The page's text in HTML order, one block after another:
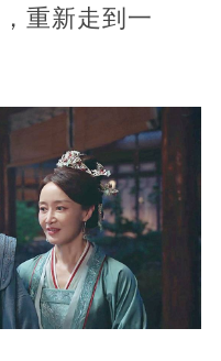
重新走到一